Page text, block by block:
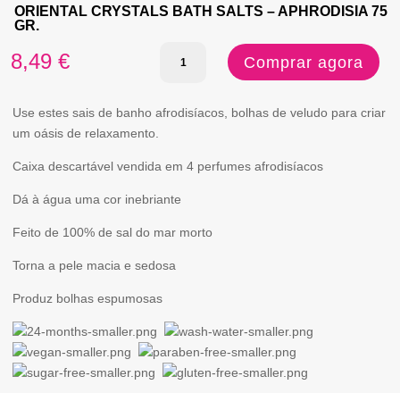
ORIENTAL CRYSTALS BATH SALTS – APHRODISIA 75
GR.
8,49 €
Quantidade
ORIENTAL
BATH
SALTS
Comprar agora
Use estes sais de banho afrodisíacos, bolhas de veludo para criar
um oásis de relaxamento.
Caixa descartável vendida em 4 perfumes afrodisíacos
Dá à água uma cor inebriante
Feito de 100% de sal do mar morto
Torna a pele macia e sedosa
Produz bolhas espumosas